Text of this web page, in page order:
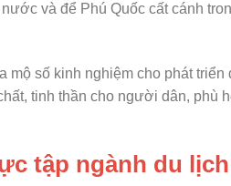
và để Phú Quốc cất cánh
mộ số kinh nghiệm cho phát
tinh thần cho người dân, phù
tập ngành du